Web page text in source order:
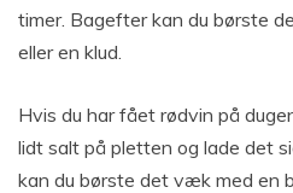
timer. Bagefter kan du børste
eller en klud.
Hvis du har fået rødvin på
lidt salt på pletten og lade det
kan du børste det væk med en